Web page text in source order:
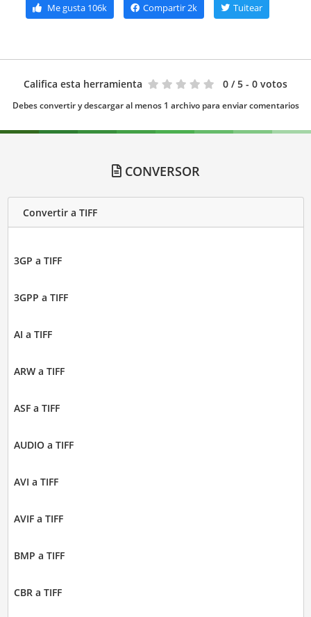
Me gusta106k Compartir2k Tuitear
Califica esta herramienta 0 / 5 - 0 votos
Debes convertir y descargar al menos 1 archivo para enviar comentarios
CONVERSOR
Convertir a TIFF
3GP a TIFF
3GPP a TIFF
AI a TIFF
ARW a TIFF
ASF a TIFF
AUDIO a TIFF
AVI a TIFF
AVIF a TIFF
BMP a TIFF
CBR a TIFF